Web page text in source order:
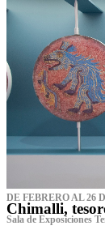
DE FEBRERO AL 26
Chimalli,
Sala de Exposiciones